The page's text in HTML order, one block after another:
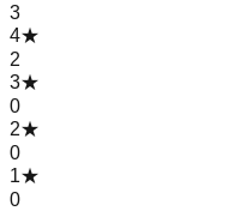
3
4★
2
3★
0
2★
0
1★
0